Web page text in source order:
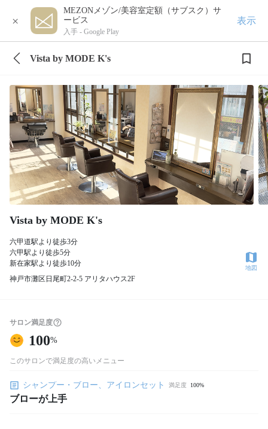
×
MEZONメゾン/美容室定額（サブスク）サ
ービス
入手 - Google Play
表示
Vista by MODE K's
Vista by MODE K's
六甲道駅より徒歩3分
六甲駅より徒歩5分
新在家駅より徒歩10分
神戸市灘区日尾町2-2-5 アリタハウス2F
地図
サロン満足度
100%
このサロンで満足度の高いメニュー
シャンプー・ブロー、アイロンセット 満足度 100%
ブローが上手